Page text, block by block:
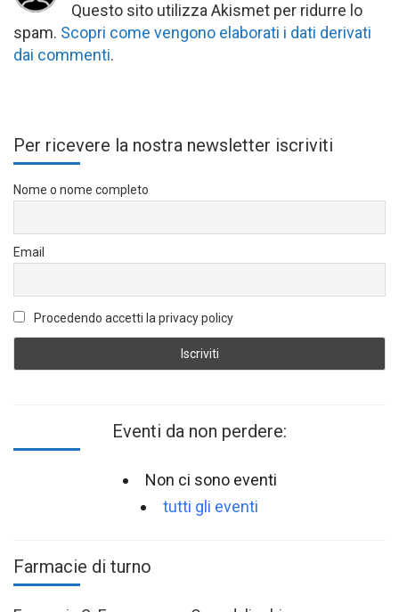
Questo sito utilizza Akismet per ridurre lo
spam. Scopri come vengono elaborati i dati derivati
dai commenti.
Per ricevere la nostra newsletter iscriviti
Nome o nome completo
Email
Procedendo accetti la privacy policy
Eventi da non perdere:
Non ci sono eventi
tutti gli eventi
Farmacie di turno